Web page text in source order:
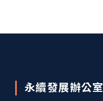
永續發展辦公室